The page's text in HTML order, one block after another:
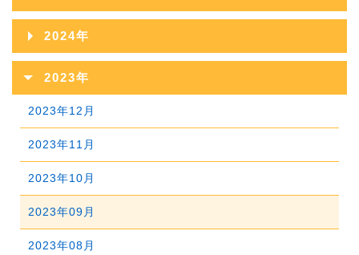
2026年07月
2026年06月
2026年05月
2026年04月
2026年03月
2026年02月
2026年01月
2025年12月
2025年11月
2025年10月
2025年09月
2025年08月
2025年07月
2025年06月
2024年
2024年12月
2023年
2023年12月
2023年11月
2023年10月
2023年09月
2023年08月